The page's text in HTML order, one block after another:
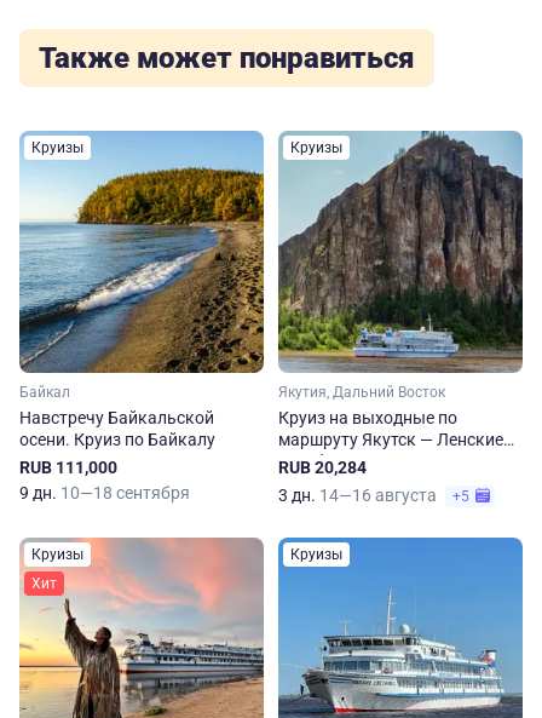
Также может понравиться
Круизы
Байкал
Навстречу Байкальской
осени. Круиз по Байкалу
RUB 111,000
9 дн. 10—18 сентября
Круизы
Якутия, Дальний Восток
Круиз на выходные по
маршруту Якутск — Ленские
столбы — Якутск
RUB 20,284
3 дн. 14—16 августа +5
Круизы
Хит
Круизы